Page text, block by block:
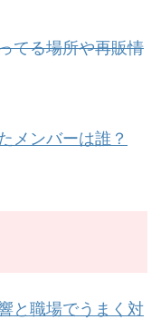
てる場所や再販情
メンバーは誰？
と職場でうまく対